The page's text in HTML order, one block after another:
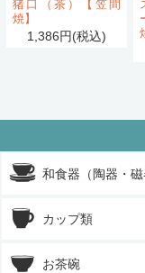
猪口（茶）【笠間
焼】
1,386円(税込)
和食器（陶器・
カップ類
お茶碗